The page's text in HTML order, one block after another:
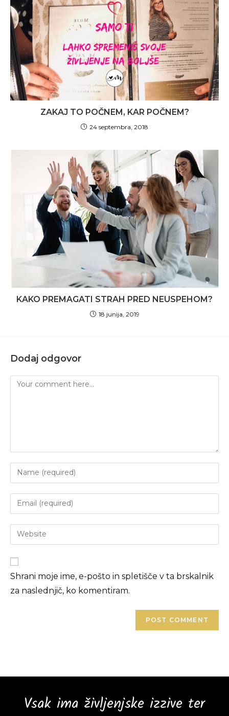
ZAKAJ TO POČNEM, KAR POČNEM?
24 septembra, 2018
KAKO PREMAGATI STRAH PRED NEUSPEHOM?
18 junija, 2019
Dodaj odgovor
Shrani moje ime, e-pošto in spletišče v ta brskalnik
za naslednjič, ko komentiram.
Vsak ima življenjske izzive ter